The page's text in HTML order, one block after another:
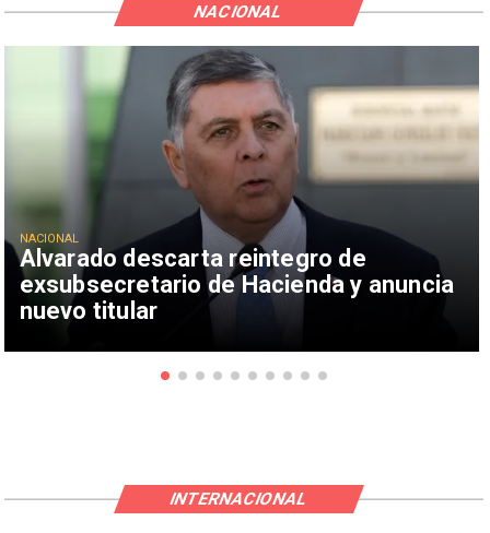
Alvarado descarta reintegro de
exsubsecretario de Hacienda y anuncia
nuevo titular
NACIONAL
NACIONAL
INTERNACIONAL